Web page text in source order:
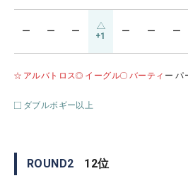
ー ー ー +1 ー ー ー
アルバトロス イーグル バーティ ー パ
ダブルボギー以上
ROUND2 12位